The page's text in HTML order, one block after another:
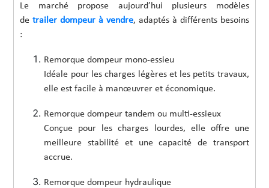
Le marché propose aujourd’hui plusieurs modèles
detrailer dompeur à vendre, adaptés à différents besoins
:
Remorque dompeur mono-essieu
Idéale pour les charges légères et les petits travaux,
elle est facile à manœuvrer et économique.
Remorque dompeur tandem ou multi-essieux
Conçue pour les charges lourdes, elle offre une
meilleure stabilité et une capacité de transport
accrue.
Remorque dompeur hydraulique